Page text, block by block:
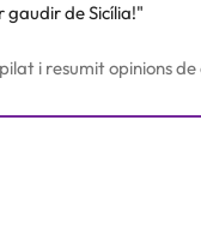
gaudir de Sicília!"
i resumit opinions